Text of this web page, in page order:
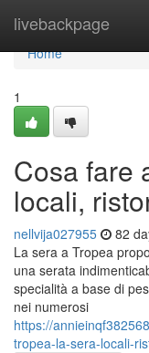
livebackpage
Home
Home
1
Cosa fare
locali,
nellvija027955 82
La sera a Tropea
una serata
specialità a base di
nei numerosi
https://
tropea-la-sera-locali-